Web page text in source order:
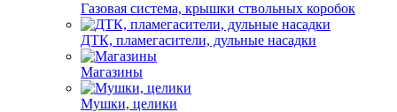
Газовая система, крышки ствольных коробок
ДТК, пламегасители, дульные насадки
Магазины
Мушки, целики